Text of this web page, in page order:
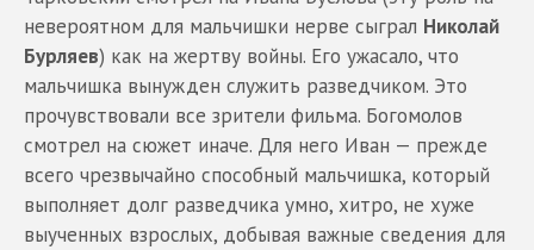
невероятном для мальчишки нерве сыграл Николай
Бурляев) как на жертву войны. Его ужасало, что
мальчишка вынужден служить разведчиком. Это
прочувствовали все зрители фильма. Богомолов
смотрел на сюжет иначе. Для него Иван — прежде
всего чрезвычайно способный мальчишка, который
выполняет долг разведчика умно, хитро, не хуже
выученных взрослых, добывая важные сведения для